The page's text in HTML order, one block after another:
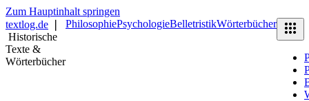
Zum Hauptinhalt springen
textlog.de
Historische
Texte &
Wörterbücher
PhilosophiePsychologieBelletristikWörterbücher